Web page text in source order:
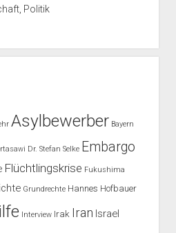
Politik
Asylbewerber Bayern
Dr. Stefan Selke Embargo
Flüchtlingskrise Fukushima
Grundrechte Hannes Hofbauer
Interview Irak Iran Israel